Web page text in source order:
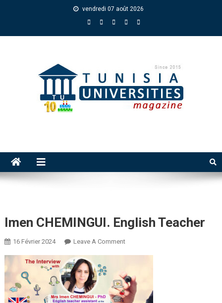
vendredi 07 août 2026
Imen CHEMINGUI. English Teacher
16 Février 2024 Leave A Comment